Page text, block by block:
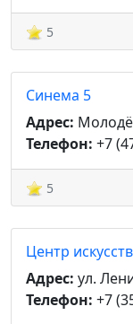
5
Синема 5
Адрес:
Телефон: +7
5
Центр искусств
Адрес: ул.
Телефон: +7